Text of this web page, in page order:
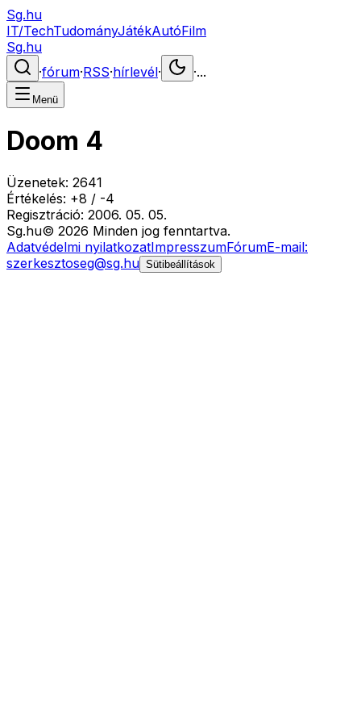
Sg.hu
IT/TechTudományJátékAutóFilm
Sg.hu
·fórum·RSS·hírlevél· ·...
Menü
Doom 4
Üzenetek: 2641
Értékelés: +8 / -4
Regisztráció: 2006. 05. 05.
Sg.hu© 2026 Minden jog fenntartva.
Adatvédelmi nyilatkozatImpresszumFórumE-mail:
szerkesztoseg@sg.hu Sütibeállítások